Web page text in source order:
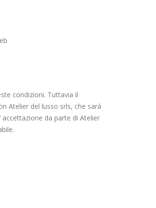
condizioni. Tuttavia il
Atelier del lusso srls, che sarà
accettazione da parte di Atelier